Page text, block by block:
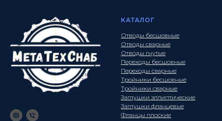
КАТАЛОГ
Отводы бесшовные
Отводы сварные
Отводы гнутые
Переходы бесшовные
Переходы сварные
Тройники бесшовные
Тройники сварные
Заглушки эллиптические
Заглушки фланцевые
Фланцы плоские